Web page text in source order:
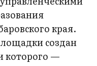
края.
создан
которого —